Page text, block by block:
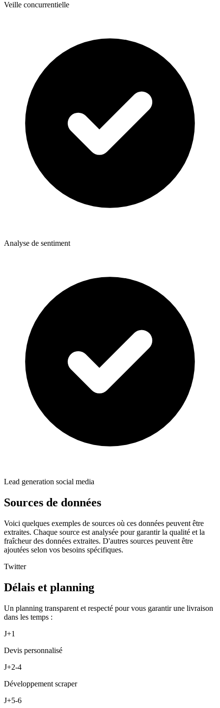
Veille concurrentielle
Analyse de sentiment
Lead generation social media
Sources de données
Voici quelques exemples de sources où ces données peuvent être
extraites. Chaque source est analysée pour garantir la qualité et la
fraîcheur des données extraites. D'autres sources peuvent être
ajoutées selon vos besoins spécifiques.
Twitter
Délais et planning
Un planning transparent et respecté pour vous garantir une livraison
dans les temps :
J+1
Devis personnalisé
J+2-4
Développement scraper
J+5-6